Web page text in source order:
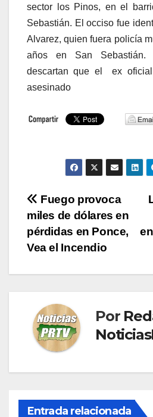
sector los Pinos, en el
Sebastián. El occiso fue
Alvarez, quien fuera policía
años en San
descartan que el ex
asesinado
Navegación
de
entradas
Fuego provoca
miles de dólares en
pérdidas en Ponce,
Vea el Incendio
Por
Entrada relacionada